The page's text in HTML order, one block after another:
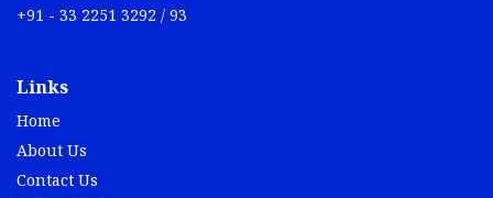
+91 - 33 2251 3292 / 93
Links
Home
About Us
Contact Us